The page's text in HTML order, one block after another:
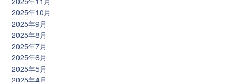
2025年10月
2025年9月
2025年8月
2025年7月
2025年6月
2025年5月
2025年4月